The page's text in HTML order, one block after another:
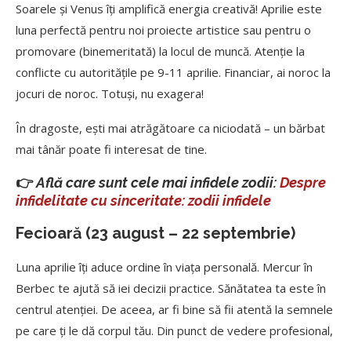
Soarele și Venus îți amplifică energia creativă! Aprilie este
luna perfectă pentru noi proiecte artistice sau pentru o
promovare (binemeritată) la locul de muncă. Atenție la
conflicte cu autoritățile pe 9-11 aprilie. Financiar, ai noroc la
jocuri de noroc. Totuși, nu exagera!
În dragoste, ești mai atrăgătoare ca niciodată – un bărbat
mai tânăr poate fi interesat de tine.
👉Află care sunt cele mai infidele zodii:Despre
infidelitate cu sinceritate: zodii infidele
Fecioară (23 august – 22 septembrie)
Luna aprilie îți aduce ordine în viața personală. Mercur în
Berbec te ajută să iei decizii practice. Sănătatea ta este în
centrul atenției. De aceea, ar fi bine să fii atentă la semnele
pe care ți le dă corpul tău. Din punct de vedere profesional,